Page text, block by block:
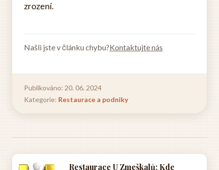
zrození.
Našli jste v článku chybu?Kontaktujte nás
Publikováno: 20. 06. 2024
Kategorie: Restaurace a podniky
Restaurace U Zmeškalů: Kde